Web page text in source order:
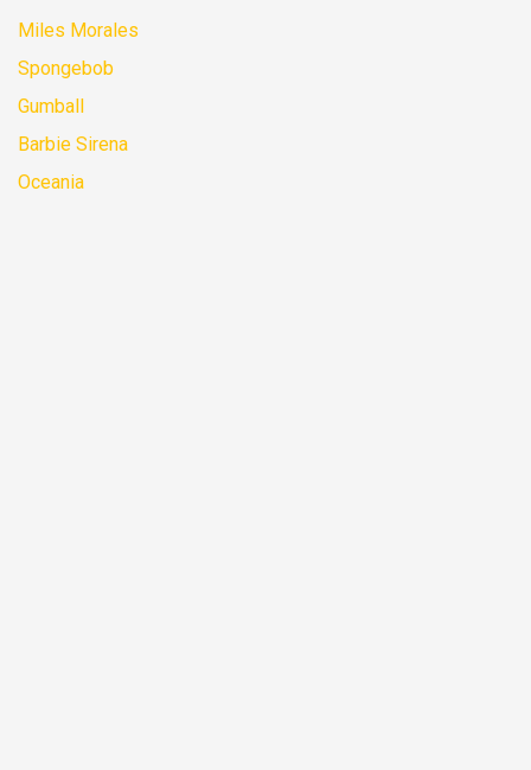
Miles Morales
Spongebob
Gumball
Barbie Sirena
Oceania